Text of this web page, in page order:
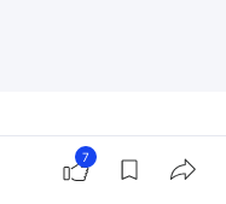
像另個人？靈媒媽
7